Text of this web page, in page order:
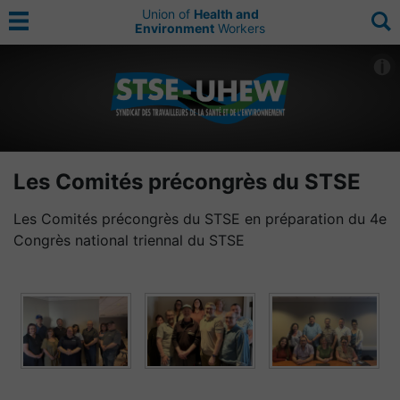
Union of Health and
Environment Workers
Les Comités précongrès du STSE
Les Comités précongrès du STSE en préparation du 4e
Congrès national triennal du STSE